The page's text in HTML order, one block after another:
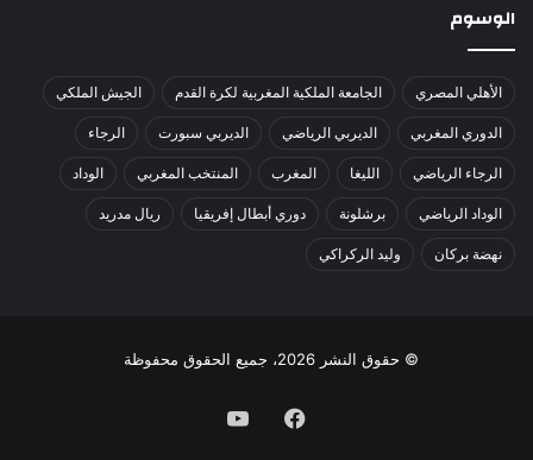
الوسوم
الأهلي المصري الجامعة الملكية المغربية لكرة القدم الجيش الملكي
الدوري المغربي الديربي الرياضي الديربي سبورت الرجاء
الرجاء الرياضي الليغا المغرب المنتخب المغربي الوداد
الوداد الرياضي برشلونة دوري أبطال إفريقيا ريال مدريد
نهضة بركان وليد الركراكي
© حقوق النشر 2026، جميع الحقوق محفوظة
فيسبوك